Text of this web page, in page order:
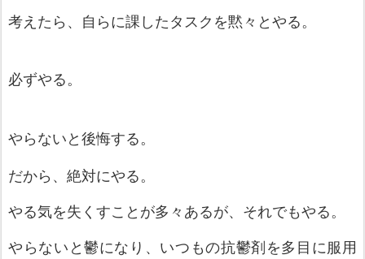
考えたら、自らに課したタスクを黙々とやる。
必ずやる。
やらない と後悔する。
だから、 絶対にやる。
やる気を失くすことが多々あるが、それでもやる。
やらないと鬱になり、いつもの抗鬱剤を多目に服用